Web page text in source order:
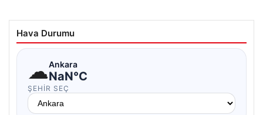
Hava Durumu
☁Ankara
NaN°C
ŞEHIR SEÇ